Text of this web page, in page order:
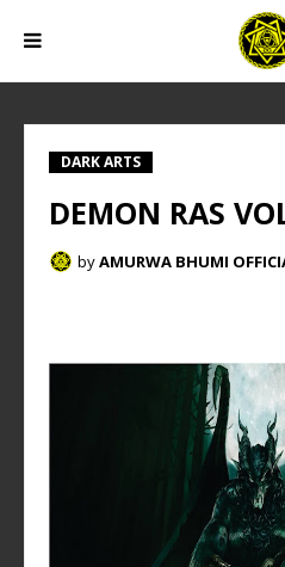
DARK ARTS
DEMON RAS
byAMURWA BHUMI